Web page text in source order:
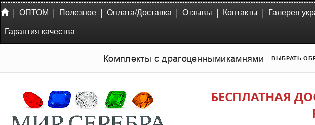
| ОПТОМ | Полезное | Оплата/Доставка | Отзывы | Контакты | Галерея
Гарантия качества
Комплекты с драгоценнымикамнями ВЫБРАТЬ
БЕСПЛАТНАЯ